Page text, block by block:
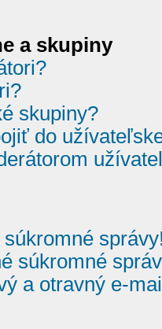
a skupiny
skupiny?
do
súkromné
a otravný e-